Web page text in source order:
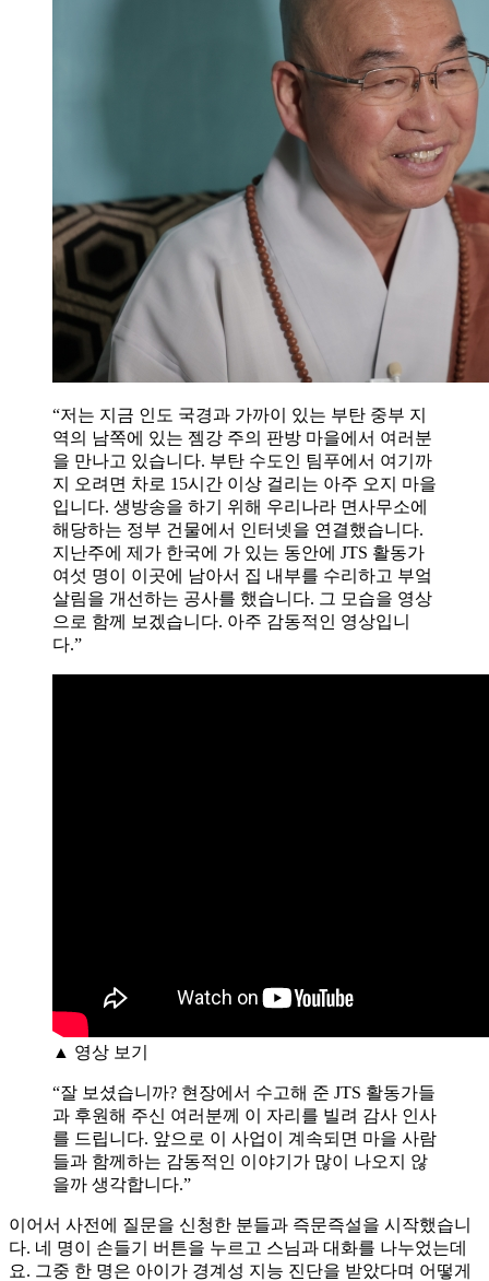
“저는 지금 인도 국경과 가까이 있는 부탄 중부 지
역의 남쪽에 있는 젬강 주의 판방 마을에서 여러분
을 만나고 있습니다. 부탄 수도인 팀푸에서 여기까
지 오려면 차로 15시간 이상 걸리는 아주 오지 마을
입니다. 생방송을 하기 위해 우리나라 면사무소에
해당하는 정부 건물에서 인터넷을 연결했습니다.
지난주에 제가 한국에 가 있는 동안에 JTS 활동가
여섯 명이 이곳에 남아서 집 내부를 수리하고 부엌
살림을 개선하는 공사를 했습니다. 그 모습을 영상
으로 함께 보겠습니다. 아주 감동적인 영상입니
다.”
▲ 영상 보기
“잘 보셨습니까? 현장에서 수고해 준 JTS 활동가들
과 후원해 주신 여러분께 이 자리를 빌려 감사 인사
를 드립니다. 앞으로 이 사업이 계속되면 마을 사람
들과 함께하는 감동적인 이야기가 많이 나오지 않
을까 생각합니다.”
이어서 사전에 질문을 신청한 분들과 즉문즉설을 시작했습니
다. 네 명이 손들기 버튼을 누르고 스님과 대화를 나누었는데
요. 그중 한 명은 아이가 경계성 지능 진단을 받았다며 어떻게